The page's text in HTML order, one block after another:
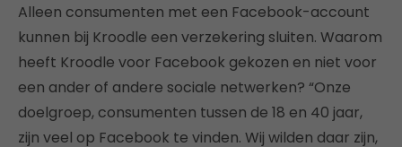
Alleen consumenten met een Facebook-account
kunnen bij Kroodle een verzekering sluiten. Waarom
heeft Kroodle voor Facebook gekozen en niet voor
een ander of andere sociale netwerken? “Onze
doelgroep, consumenten tussen de 18 en 40 jaar,
zijn veel op Facebook te vinden. Wij wilden daar zijn,